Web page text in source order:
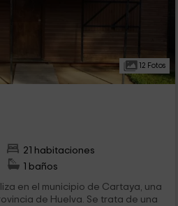
12 Fotos
21 habitaciones
1 baños
en el municipio de Cartaya, una
de Huelva. Se trata de una